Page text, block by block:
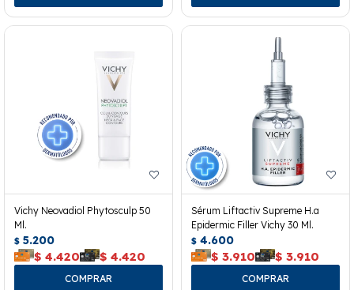
Vichy Neovadiol Phytosculp 50
Ml.
$ 5.200
$ 4.420 $ 4.420
Sérum Liftactiv Supreme H.a
Epidermic Filler Vichy 30 Ml.
$ 4.600
$ 3.910 $ 3.910